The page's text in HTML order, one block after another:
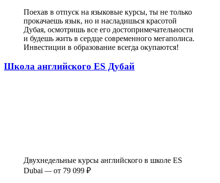
Поехав в отпуск на языковые курсы, ты не только
прокачаешь язык, но и насладишься красотой
Дубая, осмотришь все его достопримечательности
и будешь жить в сердце современного мегаполиса.
Инвестиции в образование всегда окупаются!
Школа английского ES Дубай
Двухнедельные курсы английского в школе ES
Dubai —от 79 099 ₽